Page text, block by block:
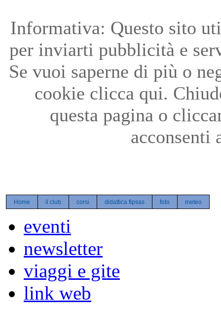
Informativa: Questo sito
per inviarti pubblicità e
Se vuoi saperne di più o
cookie clicca qui.
questa pagina o
acconsenti
Home il club corsi didattica fipsas foto meteo
eventi
newsletter
viaggi e gite
link web